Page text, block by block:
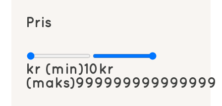
Pris
kr (min)10 kr
(maks)999999999999999